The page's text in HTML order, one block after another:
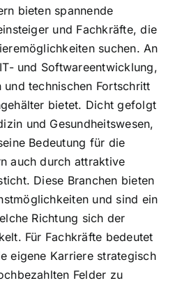
bieten spannende
und Fachkräfte, die
suchen. An
und Softwareentwicklung,
technischen Fortschritt
bietet. Dicht gefolgt
und Gesundheitswesen,
Bedeutung für die
auch durch attraktive
Diese Branchen bieten
und sind ein
Richtung sich der
Für Fachkräfte bedeutet
eigene Karriere strategisch
Felder zu